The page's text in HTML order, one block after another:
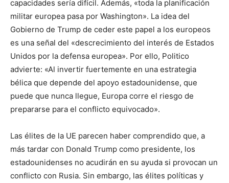
capacidades sería difícil. Además, «toda la planificación
militar europea pasa por Washington». La idea del
Gobierno de Trump de ceder este papel a los europeos
es una señal del «descrecimiento del interés de Estados
Unidos por la defensa europea». Por ello, Politico
advierte: «Al invertir fuertemente en una estrategia
bélica que depende del apoyo estadounidense, que
puede que nunca llegue, Europa corre el riesgo de
prepararse para el conflicto equivocado».
Las élites de la UE parecen haber comprendido que, a
más tardar con Donald Trump como presidente, los
estadounidenses no acudirán en su ayuda si provocan un
conflicto con Rusia. Sin embargo, las élites políticas y